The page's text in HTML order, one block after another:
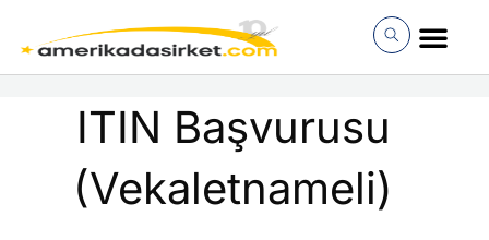
atla
ITIN Başvurusu
(Vekaletnameli)